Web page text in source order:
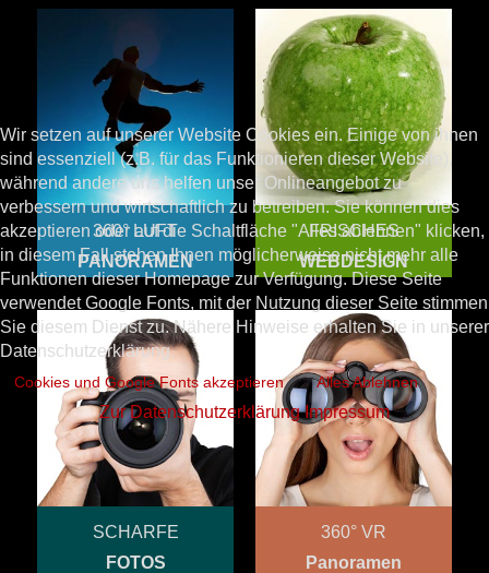
360° LUFT
PANORAMEN
FRISCHES
WEBDESIGN
SCHARFE
FOTOS
360° VR
Panoramen
Wir setzen auf unserer Website Cookies ein. Einige von ihnen
sind essenziell (z.B. für das Funktionieren dieser Website),
während andere uns helfen unser Onlineangebot zu
verbessern und wirtschaftlich zu betreiben. Sie können dies
akzeptieren oder auf die Schaltfläche "Alles ablehnen" klicken,
in diesem Fall stehen Ihnen möglicherweise nicht mehr alle
Funktionen dieser Homepage zur Verfügung. Diese Seite
verwendet Google Fonts, mit der Nutzung dieser Seite stimmen
Sie diesem Dienst zu. Nähere Hinweise erhalten Sie in unserer
Datenschutzerklärung.
Cookies und Google Fonts akzeptieren Alles Ablehnen
Zur Datenschutzerklärung Impressum